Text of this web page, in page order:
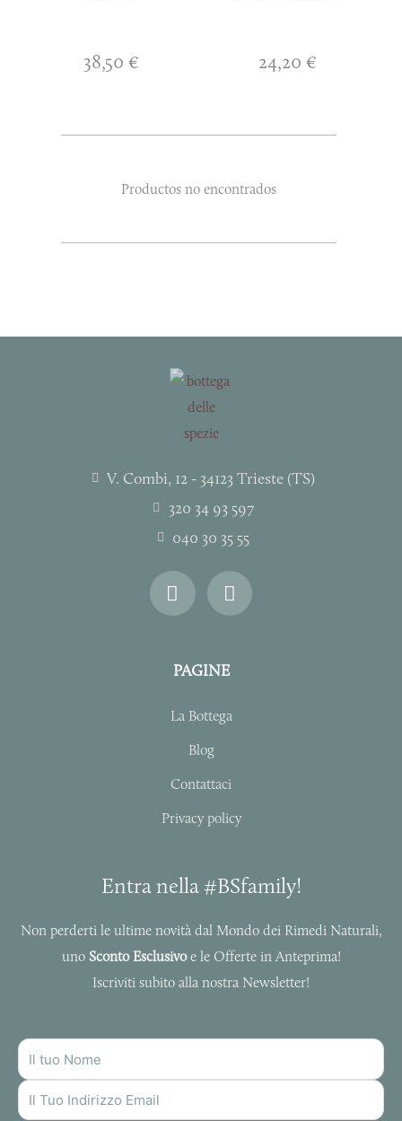
38,50 € 24,20 €
Productos no encontrados
V. Combi, 12 - 34123 Trieste (TS)
320 34 93 597
040 30 35 55
I
n
s
a
g
a
F
a
c
b
o
k
PAGINE
La Bottega
Blog
Contattaci
Privacy policy
Entra nella #BSfamily!
Non perderti le ultime novità dal Mondo dei Rimedi Naturali,
uno Sconto Esclusivoe le Offerte in Anteprima!
Iscriviti subito alla nostra Newsletter!
NOME
INDIRIZZO